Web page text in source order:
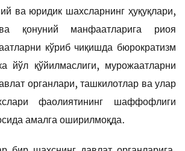
ва юридик шахсларнинг ҳуқуқлари,
қонуний манфаатларига риоя
кўриб чиқишда бюрократизм
йўл қўйилмаслиги, мурожаатларни
органлари, ташкилотлар ва улар
фаолиятининг шаффофлиги
амалга оширилмоқда.